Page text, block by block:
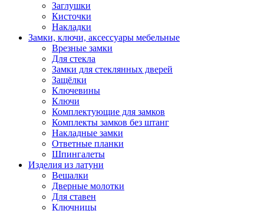
Заглушки
Кисточки
Накладки
Замки, ключи, аксессуары мебельные
Врезные замки
Для стекла
Замки для стеклянных дверей
Защёлки
Ключевины
Ключи
Комплектующие для замков
Комплекты замков без штанг
Накладные замки
Ответные планки
Шпингалеты
Изделия из латуни
Вешалки
Дверные молотки
Для ставен
Ключницы